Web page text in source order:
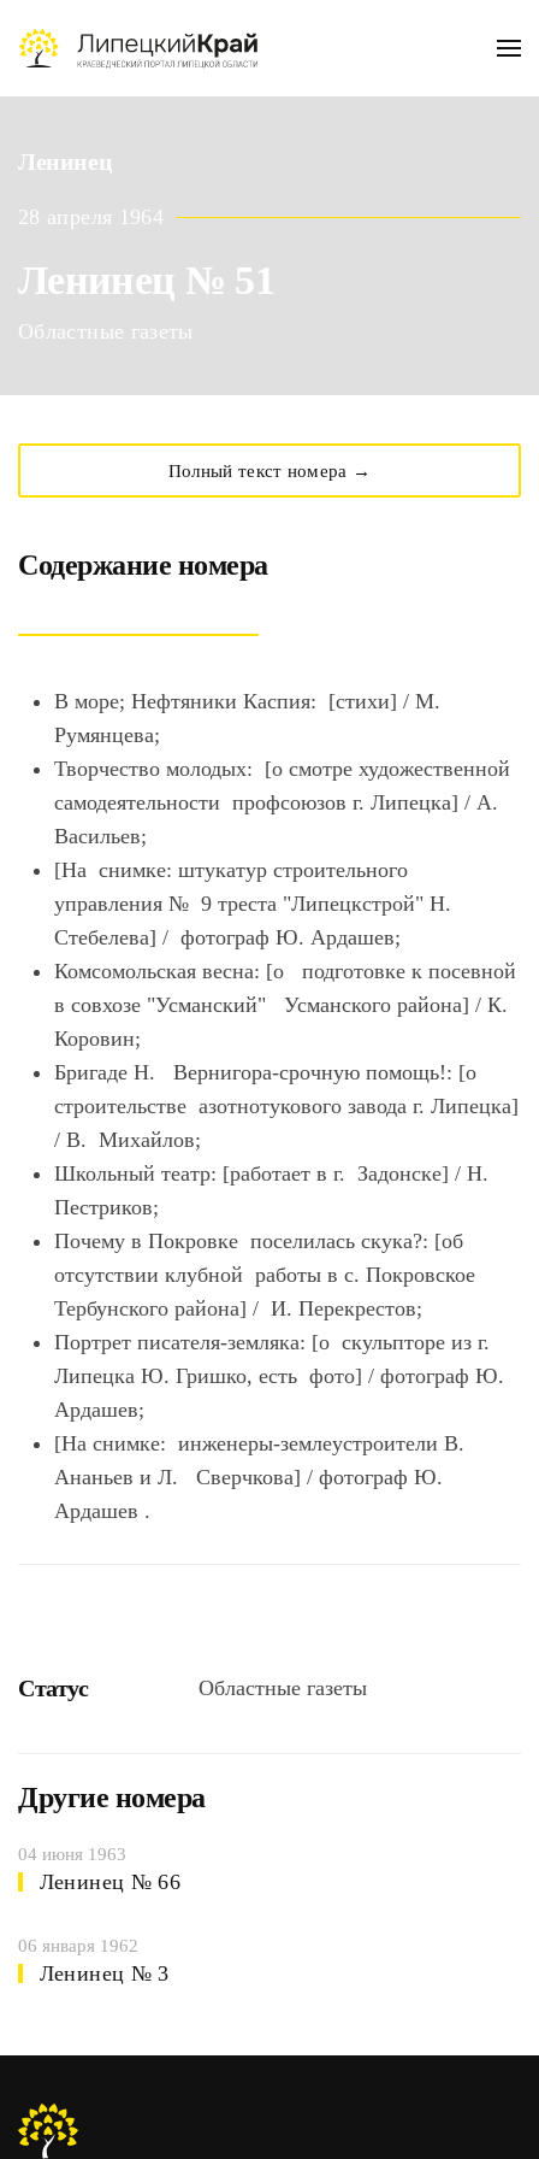
Skip to main content
Ленинец
28 апреля 1964
Ленинец № 51
Областные газеты
Полный текст номера →
Содержание номера
В море; Нефтяники Каспия: [стихи] / М.
Румянцева;
Творчество молодых: [о смотре художественной
самодеятельности профсоюзов г. Липецка] / А.
Васильев;
[На снимке: штукатур строительного
управления № 9 треста "Липецкстрой" Н.
Стебелева] / фотограф Ю. Ардашев;
Комсомольская весна: [о подготовке к посевной
в совхозе "Усманский" Усманского района] / К.
Коровин;
Бригаде Н. Вернигора-срочную помощь!: [о
строительстве азотнотукового завода г. Липецка]
/ В. Михайлов;
Школьный театр: [работает в г. Задонске] / Н.
Пестриков;
Почему в Покровке поселилась скука?: [об
отсутствии клубной работы в с. Покровское
Тербунского района] / И. Перекрестов;
Портрет писателя-земляка: [о скульпторе из г.
Липецка Ю. Гришко, есть фото] / фотограф Ю.
Ардашев;
[На снимке: инженеры-землеустроители В.
Ананьев и Л. Сверчкова] / фотограф Ю.
Ардашев .
Статус Областные газеты
Другие номера
04 июня 1963
Ленинец № 66
06 января 1962
Ленинец № 3